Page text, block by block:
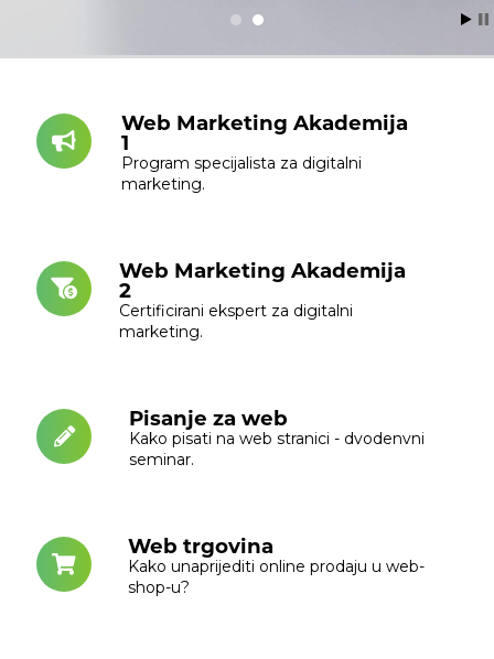
Web Marketing Akademija
1
Program specijalista za digitalni
marketing.
Web Marketing Akademija
2
Certificirani ekspert za digitalni
marketing.
Pisanje za web
Kako pisati na web stranici - dvodenvni
seminar.
Web trgovina
Kako unaprijediti online prodaju u web-
shop-u?